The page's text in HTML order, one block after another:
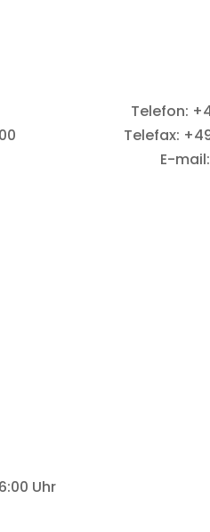
Telefon:
Telefax:
E-mail:
Uhr